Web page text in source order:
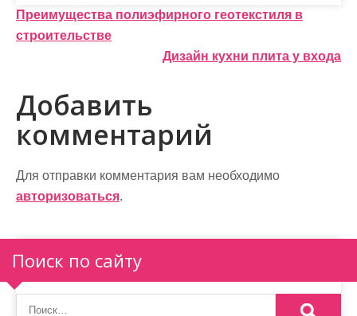
Н
а
и
г
а
ц
я
п
Преимущества полиэфирного геотекстиля в
строительстве
Дизайн кухни плита у входа
Добавить
комментарий
Для отправки комментария вам необходимо
авторизоваться.
Поиск по сайту